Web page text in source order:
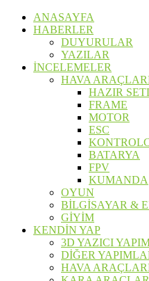
ANASAYFA
HABERLER
DUYURULAR
YAZILAR
İNCELEMELER
HAVA
HAZIR
FRAME
MOTOR
ESC
BATARYA
FPV
KUMANDA
OYUN
BİLGİSAYAR &
GİYİM
KENDİN YAP
3D YAZICI
DİĞER
HAVA